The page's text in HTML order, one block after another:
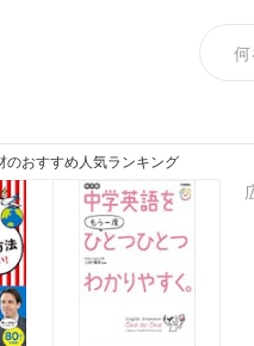
のおすすめ人気ランキング